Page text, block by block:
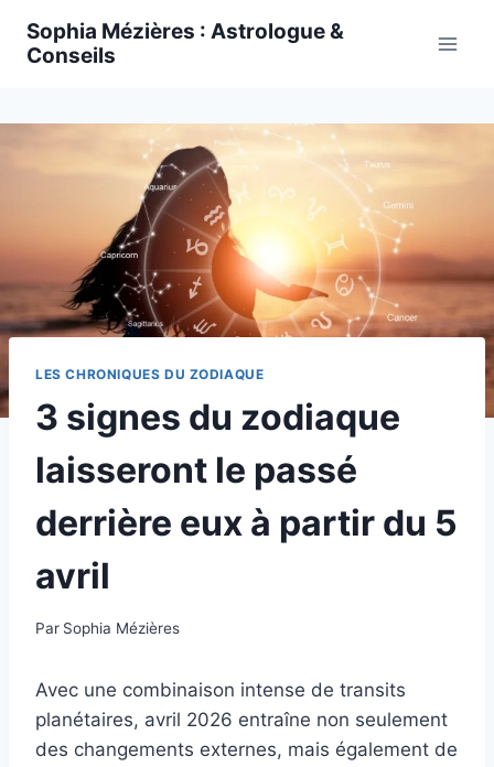
Sophia Mézières : Astrologue &
Conseils
LES CHRONIQUES DU ZODIAQUE
3 signes du zodiaque
laisseront le passé
derrière eux à partir du 5
avril
Par Sophia Mézières
Avec une combinaison intense de transits
planétaires, avril 2026 entraîne non seulement
des changements externes, mais également de